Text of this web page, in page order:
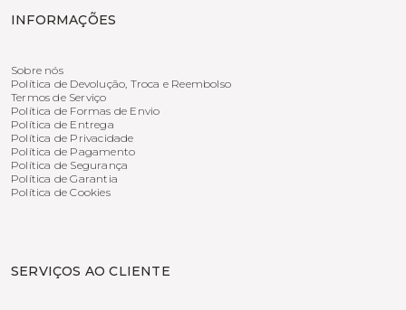
INFORMAÇÕES
Sobre nós
Política de Devolução, Troca e Reembolso
Termos de Serviço
Política de Formas de Envio
Política de Entrega
Política de Privacidade
Política de Pagamento
Política de Segurança
Política de Garantia
Política de Cookies
SERVIÇOS AO CLIENTE